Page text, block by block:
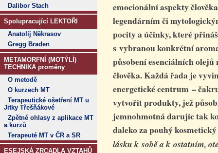
Dalibor Stach
Spolupracující LEKTOŘI
Anatolij Někrasov
Gregg Braden
METAMORFNÍ (MOTÝLÍ)
TECHNIKA proměny
O metodě
O kurzech MT
Terapeutické ošetření MT u
Jitky Třešňákové
Zpětné ohlasy z aplikace MT
a kurzů
Terapeuté MT v ČR a SR
ESEJSKÁ ZRCADLA VZTAHŮ
emocionální aspekty
legendárním či
pocity a účinky, které
s vybranou konkrétní
působeníesenciálních olejů
člověka.Každá řada je
energetické centrum –
vytvořit produkty, jež
jemnohmotnádarujíc tak
daleko za pouhý
lásku k sobě a k ostatním,